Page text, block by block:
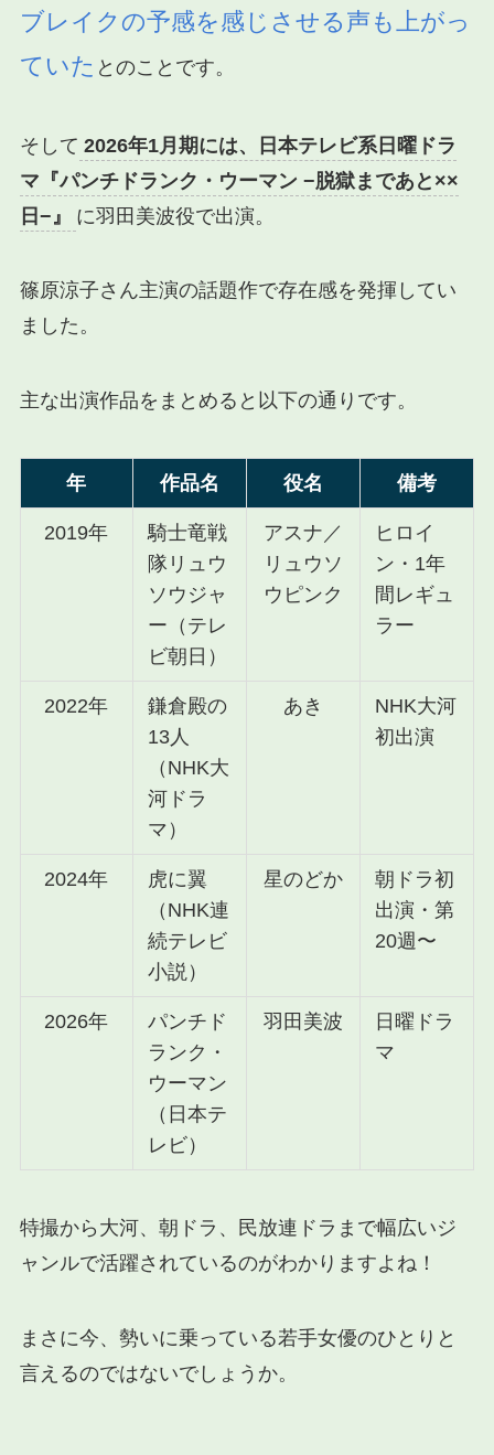
ブレイクの予感を感じさせる声も上がっ
ていた とのことです。
そして 2026年1月期には、日本テレビ系日曜ドラ
マ『パンチドランク・ウーマン −脱獄まであと××
日−』
に羽田美波役で出演。
篠原涼子さん主演の話題作で存在感を発揮してい
ました。
主な出演作品をまとめると以下の通りです。
年 作品名 役名 備考
2019年
騎士竜戦
隊リュウ
ソウジャ
ー（テレ
ビ朝日）
アスナ／
リュウソ
ウピンク
ヒロイ
ン・1年
間レギュ
ラー
2022年
鎌倉殿の
13人
（NHK大
河ドラ
マ）
あき
NHK大河
初出演
2024年
虎に翼
（NHK連
続テレビ
小説）
星のどか
朝ドラ初
出演・第
20週〜
2026年
パンチド
ランク・
ウーマン
（日本テ
レビ）
羽田美波
日曜ドラ
マ
特撮から大河、朝ドラ、民放連ドラまで幅広いジ
ャンルで活躍されているのがわかりますよね！
まさに今、勢いに乗っている若手女優のひとりと
言えるのではないでしょうか。